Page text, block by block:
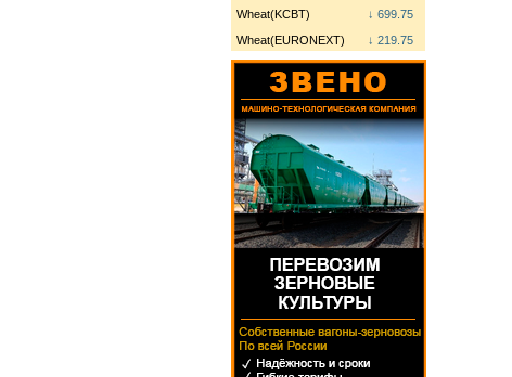
Wheat(KCBT)
↓ 699.75
Wheat(EURONEXT)
↓ 219.75